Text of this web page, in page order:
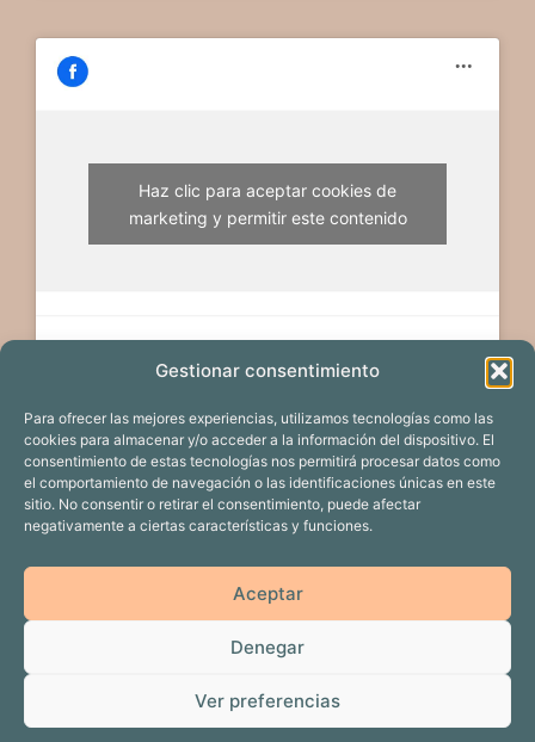
Gestionar consentimiento
Para ofrecer las mejores experiencias, utilizamos tecnologías como las
cookies para almacenar y/o acceder a la información del dispositivo. El
consentimiento de estas tecnologías nos permitirá procesar datos como
el comportamiento de navegación o las identificaciones únicas en este
sitio. No consentir o retirar el consentimiento, puede afectar
negativamente a ciertas características y funciones.
Aceptar
Denegar
Ver preferencias
Haz clic para aceptar cookies de
marketing y permitir este contenido
EDICIÓN 2024 PROYECTOS
CALENDARIO DE EVENTOS
© 2026 XVI FORO COMUNICACIÓN Y ESCUELA• Creado